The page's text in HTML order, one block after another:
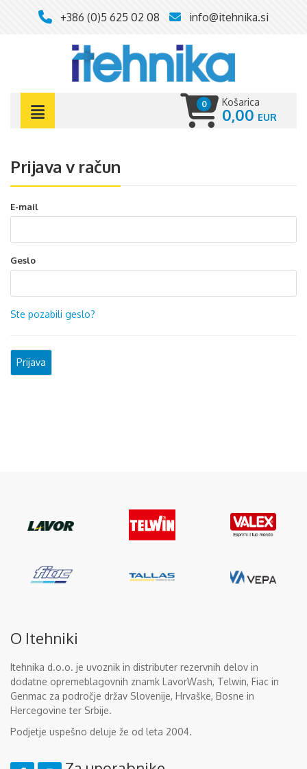
+386 (0)5 625 02 08 info@itehnika.si
Košarica
0
0,00
Prijava v račun
E-mail
Geslo
Ste pozabili geslo?
O Itehniki
Itehnika d.o.o. je uvoznik in distributer rezervnih delov in
dodatne opremeblagovnih znamk LavorWash, Telwin, Fiac in
Genmac za področje držav Slovenije, Hrvaške, Bosne in
Hercegovine ter Srbije.
Podjetje uspešno deluje že od leta 2004.